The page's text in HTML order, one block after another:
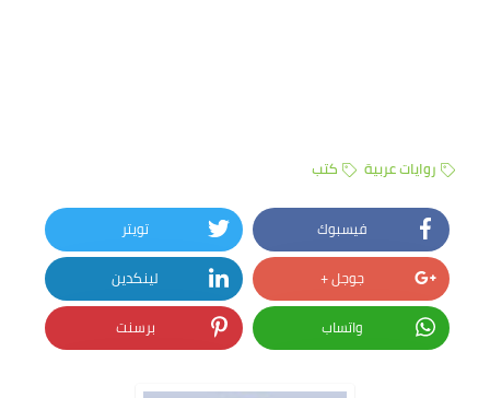
روايات عربية كتب
فيسبوك
تويتر
جوجل +
لينكدين
واتساب
برسنت